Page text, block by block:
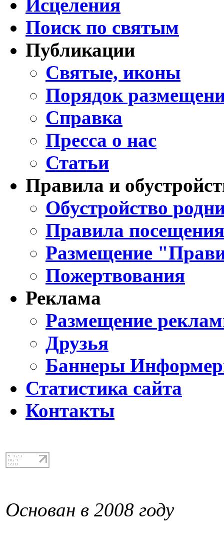
Исцеления
Поиск по святым
Публикации
Святые, иконы
Порядок
Справка
Пресса о нас
Статьи
Правила и
Обустройство
Правила
Размещение
Пожертвования
Реклама
Размещение
Друзья
Баннеры
Статистика сайта
Контакты
Основан в 2008 году